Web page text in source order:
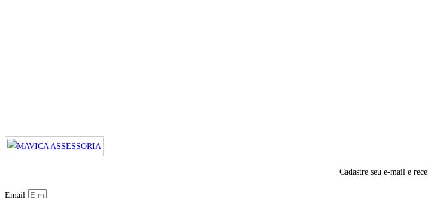
Cadastre seu e-mail e
Email